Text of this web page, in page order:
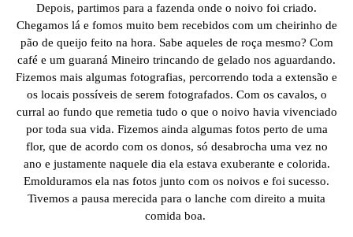
Depois, partimos para a fazenda onde o noivo foi criado.
Chegamos lá e fomos muito bem recebidos com um cheirinho de
pão de queijo feito na hora. Sabe aqueles de roça mesmo? Com
café e um guaraná Mineiro trincando de gelado nos aguardando.
Fizemos mais algumas fotografias, percorrendo toda a extensão e
os locais possíveis de serem fotografados. Com os cavalos, o
curral ao fundo que remetia tudo o que o noivo havia vivenciado
por toda sua vida. Fizemos ainda algumas fotos perto de uma
flor, que de acordo com os donos, só desabrocha uma vez no
ano e justamente naquele dia ela estava exuberante e colorida.
Emolduramos ela nas fotos junto com os noivos e foi sucesso.
Tivemos a pausa merecida para o lanche com direito a muita
comida boa.